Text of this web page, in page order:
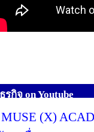
กิจ on Youtube
(X)